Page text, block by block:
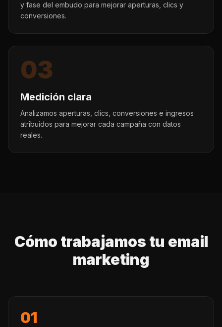
y fase del embudo para mejorar aperturas, clics y
conversiones.
03
Medición clara
Analizamos aperturas, clics, conversiones e ingresos
atribuidos para mejorar cada campaña con datos
reales.
Cómo trabajamos tu email
marketing
01